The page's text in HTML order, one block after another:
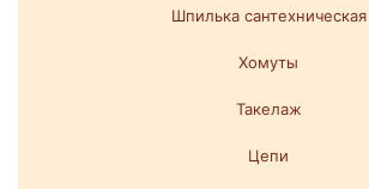
Шпилька сантехническая
Хомуты
Такелаж
Цепи